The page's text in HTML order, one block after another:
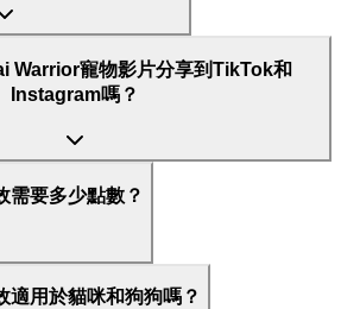
Warrior寵物影片分享到TikTok和
Instagram嗎？
要多少點數？
用於貓咪和狗狗嗎？